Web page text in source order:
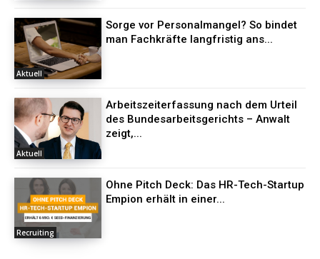
Aktuell
Sorge vor Personalmangel? So bindet
man Fachkräfte langfristig ans...
Aktuell
Arbeitszeiterfassung nach dem Urteil
des Bundesarbeitsgerichts – Anwalt
zeigt,...
Recruiting
Ohne Pitch Deck: Das HR-Tech-Startup
Empion erhält in einer...